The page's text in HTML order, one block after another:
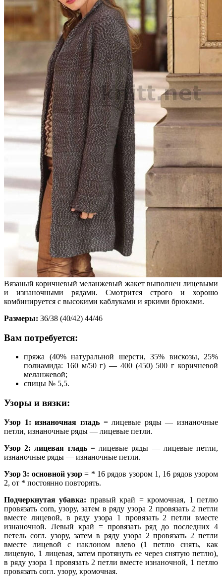
Вязаный коричневый меланжевый жакет выполнен лицевыми
и изнаночными рядами. Смотрится строго и хорошо
комбинируется с высокими каблуками и яркими брюками.
Размеры: 36/38 (40/42) 44/46
Вам потребуется:
пряжа (40% натуральной шерсти, 35% вискозы, 25%
полиамида: 160 м/50 г) — 400 (450) 500 г коричневой
меланжевой;
спицы № 5,5.
Узоры и вязки:
Узор 1: изнаночная гладь= лицевые ряды — изнаночные
петли, изнаночные ряды — лицевые петли.
Узор 2: лицевая гладь= лицевые ряды — лицевые петли,
изнаночные ряды — изнаночные петли.
Узор 3: основной узор = * 16 рядов узором 1, 16 рядов узором
2, от * постоянно повторять.
Подчеркнутая убавка: правый край = кромочная, 1 петлю
провязать corn, узору, затем в ряду узора 2 провязать 2 петли
вместе лицевой, в ряду узора 1 провязать 2 петли вместе
изнаночной. Левый край = провязать ряд до последних 4
петель согл. узору, затем в ряду узора 2 провязать 2 петли
вместе лицевой с наклоном влево (1 петлю снять, как
лицевую, 1 лицевая, затем протянуть ее через снятую петлю),
в ряду узора 1 провязать 2 петли вместе изнаночной, 1 петлю
провязать coгл. узору, кромочная.